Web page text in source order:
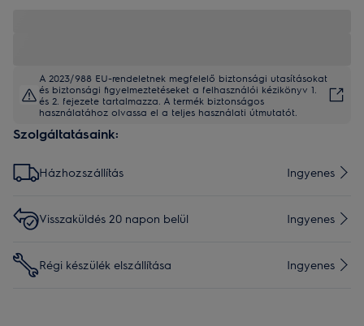
A 2023/988 EU-rendeletnek megfelelő biztonsági utasításokat
és biztonsági figyelmeztetéseket a felhasználói kézikönyv 1.
és 2. fejezete tartalmazza. A termék biztonságos
használatához olvassa el a teljes használati útmutatót.
Szolgáltatásaink:
Házhozszállítás Ingyenes
Visszaküldés 20 napon belül Ingyenes
Régi készülék elszállítása Ingyenes